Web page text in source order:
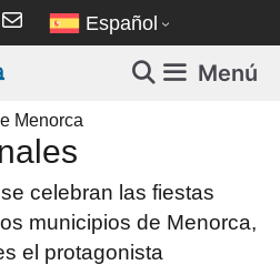
Correo electrónico
Español
Menú
Menorca
celebran las fiestas
municipios de Menorca,
el protagonista